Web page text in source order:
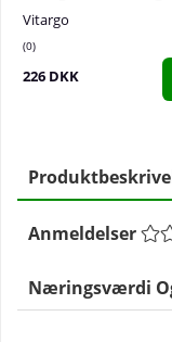
Vitargo
0
226 DKK
Anmeldelser
Næringsværdi